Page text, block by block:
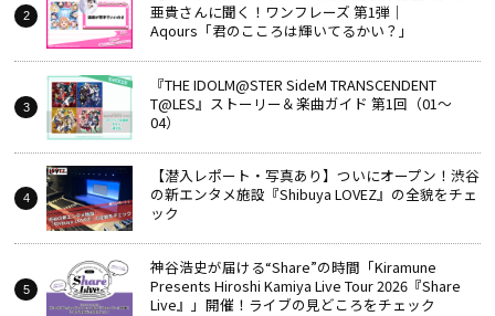
亜貴さんに聞く！ワンフレーズ 第1弾｜
Aqours「君のこころは輝いてるかい？」
『THE IDOLM@STER SideM TRANSCENDENT
T@LES』ストーリー＆楽曲ガイド 第1回（01～
04）
【潜入レポート・写真あり】ついにオープン！渋谷
の新エンタメ施設『Shibuya LOVEZ』の全貌をチェ
ック
神谷浩史が届ける“Share”の時間――「Kiramune
Presents Hiroshi Kamiya Live Tour 2026『Share
Live』」開催！ライブの見どころをチェック